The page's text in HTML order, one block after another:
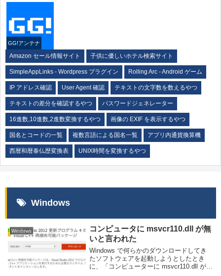
GG!アンテナ
Amazon セール情報サイト 子供に優しいホテル検索サイト
SimpleAppLinks - Wordpress プラグイン Rolling Arc - Android ゲーム
IP アドレス確認 User Agent 確認 テキストの文字数を数えるやつ
テキストの差分を確認するやつ パスワードジェネレーター
16進数,10進数,2進数変換するやつ 画像の EXIF を表示するやつ
国名とコードの一覧 複数言語による国名一覧 アプリ内通貨換算機
西暦和暦泰仏歴変換表 UNIX時間を変換するやつ
Windows
Windows
コンピュータに msvcr110.dll が無
いと言われた
Windows で何らかのダウンロードしてき
たソフトウェアを起動しようとしたとき
に、「コンピューターに msvcr110.dll がな